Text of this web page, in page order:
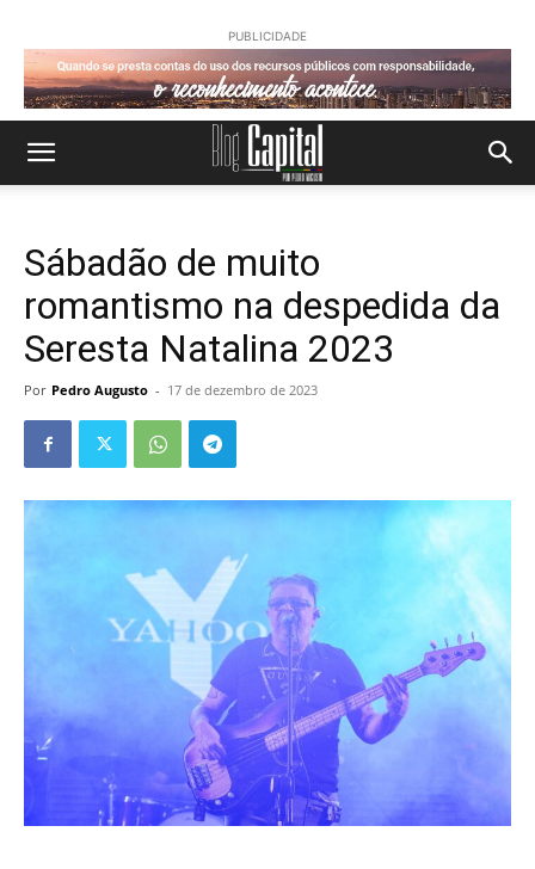
PUBLICIDADE
Sábadão de muito
romantismo na despedida da
Seresta Natalina 2023
Por Pedro Augusto - 17 de dezembro de 2023